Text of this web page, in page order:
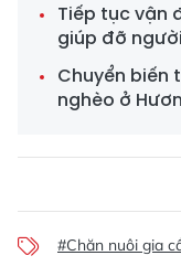
Tiếp tục vận
giúp đỡ
Chuyển
nghèo ở
#Chăn nuôi gia